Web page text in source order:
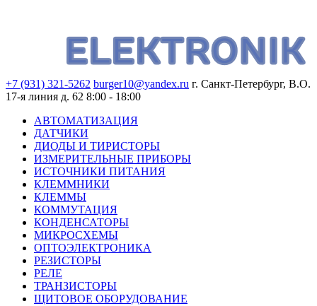
+7 (931) 321-5262 burger10@yandex.ru г. Санкт-Петербург, В.О.
17-я линия д. 62 8:00 - 18:00
АВТОМАТИЗАЦИЯ
ДАТЧИКИ
ДИОДЫ И ТИРИСТОРЫ
ИЗМЕРИТЕЛЬНЫЕ ПРИБОРЫ
ИСТОЧНИКИ ПИТАНИЯ
КЛЕММНИКИ
КЛЕММЫ
КОММУТАЦИЯ
КОНДЕНСАТОРЫ
МИКРОСХЕМЫ
ОПТОЭЛЕКТРОНИКА
РЕЗИСТОРЫ
РЕЛЕ
ТРАНЗИСТОРЫ
ЩИТОВОЕ ОБОРУДОВАНИЕ